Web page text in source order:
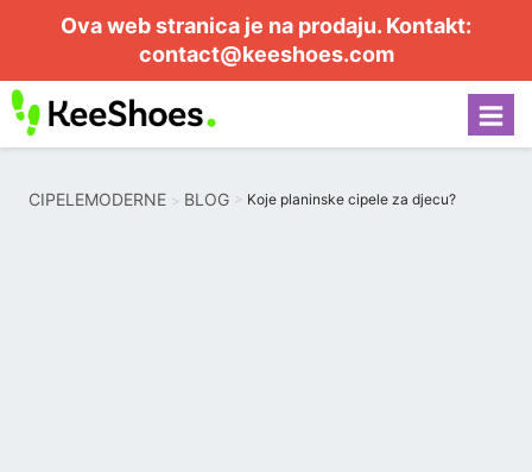
Ova web stranica je na prodaju. Kontakt:
contact@keeshoes.com
CIPELEMODERNE BLOG Koje planinske cipele za djecu?